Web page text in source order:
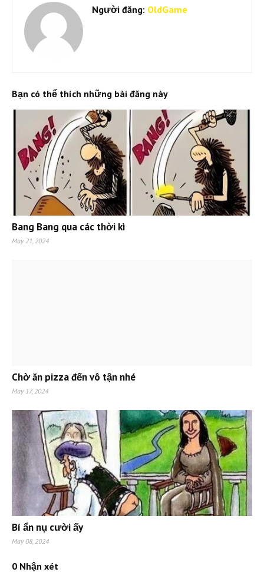
Người đăng: OldGame
Bạn có thể thích những bài đăng này
Bang Bang qua các thời kì
May 21, 2024
Chờ ăn pizza đến vô tận nhé
May 17, 2024
Bí ẩn nụ cười ấy
May 08, 2024
0 Nhận xét